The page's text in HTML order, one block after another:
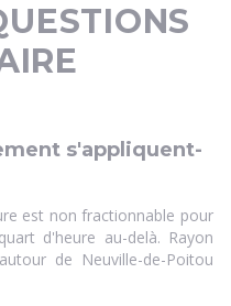
s'appliquent-
est non fractionnable pour
d'heure au-delà. Rayon
de Neuville-de-Poitou